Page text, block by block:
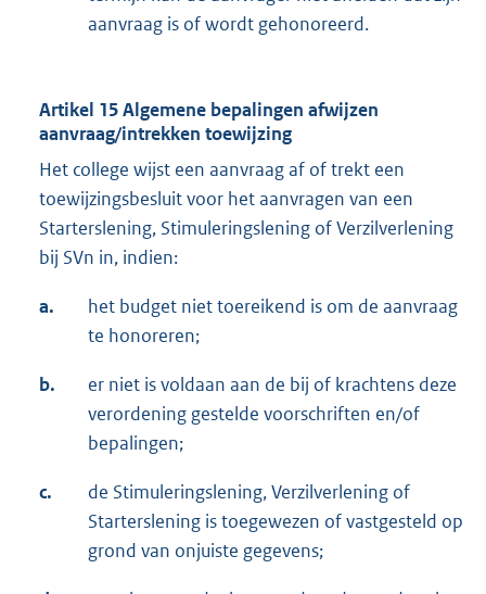
aanvraag is of wordt gehonoreerd.
Artikel 15 Algemene bepalingen afwijzen
aanvraag/intrekken toewijzing
Het college wijst een aanvraag af of trekt een
toewijzingsbesluit voor het aanvragen van een
Starterslening, Stimuleringslening of Verzilverlening
bij SVn in, indien:
a.
het budget niet toereikend is om de aanvraag
te honoreren;
b.
er niet is voldaan aan de bij of krachtens deze
verordening gestelde voorschriften en/of
bepalingen;
c.
de Stimuleringslening, Verzilverlening of
Starterslening is toegewezen of vastgesteld op
grond van onjuiste gegevens;